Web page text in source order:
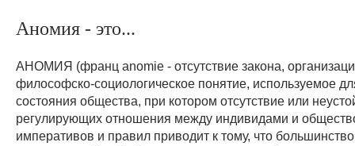
Аномия - это...
АНОМИЯ (франц anomie - отсутствие закона,
философско-социологическое понятие, используемое
состояния общества, при котором отсутствие или
регулирующих отношения между индивидами и
императивов и правил приводит к тому, что